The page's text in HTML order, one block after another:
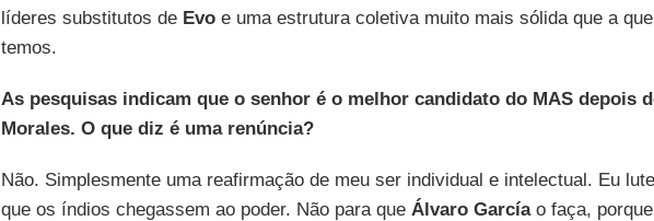
líderes substitutos de Evoe uma estrutura coletiva muito mais sólida que a que
temos.
As pesquisas indicam que o senhor é o melhor candidato do MAS depois
Morales. O que diz é uma renúncia?
Não. Simplesmente uma reafirmação de meu ser individual e intelectual. Eu
que os índios chegassem ao poder. Não para que Álvaro Garcíao faça, porque